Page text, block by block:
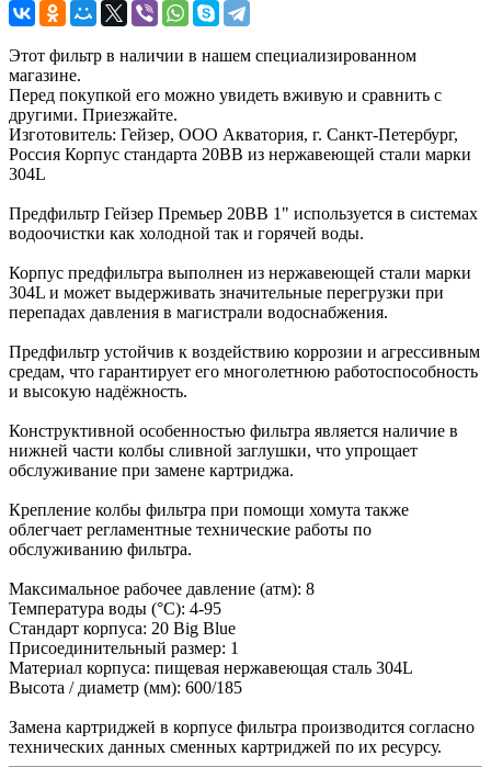
Этот фильтр в наличии в нашем специализированном
магазине.
Перед покупкой его можно увидеть вживую и сравнить с
другими. Приезжайте.
Изготовитель: Гейзер, ООО Акватория, г. Санкт-Петербург,
Россия Корпус стандарта 20ВВ из нержавеющей стали марки
304L
Предфильтр Гейзер Премьер 20ВВ 1" используется в системах
водоочистки как холодной так и горячей воды.
Корпус предфильтра выполнен из нержавеющей стали марки
304L и может выдерживать значительные перегрузки при
перепадах давления в магистрали водоснабжения.
Предфильтр устойчив к воздействию коррозии и агрессивным
средам, что гарантирует его многолетнюю работоспособность
и высокую надёжность.
Конструктивной особенностью фильтра является наличие в
нижней части колбы сливной заглушки, что упрощает
обслуживание при замене картриджа.
Крепление колбы фильтра при помощи хомута также
облегчает регламентные технические работы по
обслуживанию фильтра.
Максимальное рабочее давление (атм): 8
Температура воды (°С): 4-95
Стандарт корпуса: 20 Big Blue
Присоединительный размер: 1
Материал корпуса: пищевая нержавеющая сталь 304L
Высота / диаметр (мм): 600/185
Замена картриджей в корпусе фильтра производится согласно
технических данных сменных картриджей по их ресурсу.